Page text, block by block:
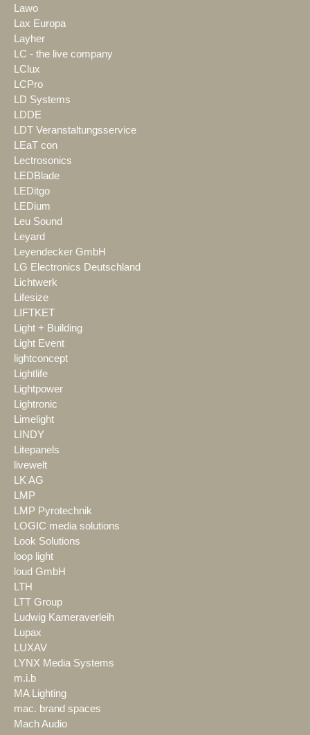
Lawo
Lax Europa
Layher
LC - the live company
LClux
LCPro
LD Systems
LDDE
LDT Veranstaltungsservice
LEaT con
Lectrosonics
LEDBlade
LEDitgo
LEDium
Leu Sound
Leyard
Leyendecker GmbH
LG Electronics Deutschland
Lichtwerk
Lifesize
LIFTKET
Light + Building
Light Event
lightconcept
Lightlife
Lightpower
Lightronic
Limelight
LINDY
Litepanels
livewelt
LK AG
LMP
LMP Pyrotechnik
LOGIC media solutions
Look Solutions
loop light
loud GmbH
LTH
LTT Group
Ludwig Kameraverleih
Lupax
LUXAV
LYNX Media Systems
m.i.b
MA Lighting
mac. brand spaces
Mach Audio